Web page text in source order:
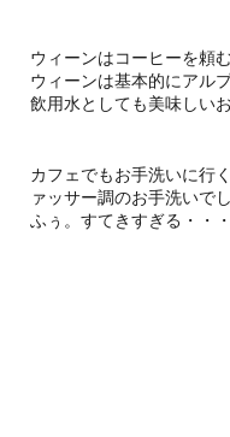
ウィーンはコーヒーを頼
ウィーンは基本的にアル
飲用水としても美味しい
カフェでもお手洗いに行
ァッサー調のお手洗いでし
ふぅ。すてきすぎる・・・